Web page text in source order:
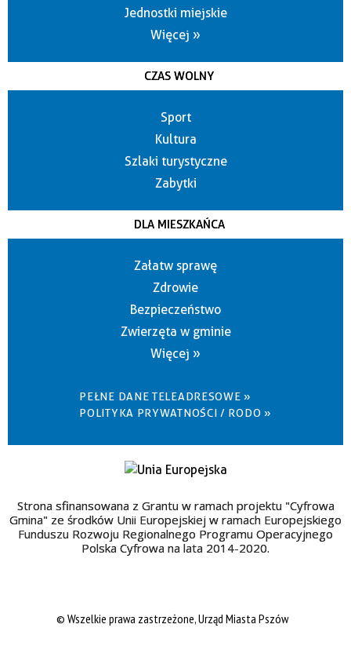
Jednostki miejskie
Więcej »
CZAS WOLNY
Sport
Kultura
Szlaki turystyczne
Zabytki
DLA MIESZKAŃCA
Załatw sprawę
Zdrowie
Bezpieczeństwo
Zwierzęta w gminie
Więcej »
PEŁNE DANE TELEADRESOWE »
POLITYKA PRYWATNOŚCI / RODO »
Strona sfinansowana z Grantu w ramach projektu "Cyfrowa
Gmina" ze środków Unii Europejskiej w ramach Europejskiego
Funduszu Rozwoju Regionalnego Programu Operacyjnego
Polska Cyfrowa na lata 2014-2020.
© Wszelkie prawa zastrzeżone, Urząd Miasta Pszów